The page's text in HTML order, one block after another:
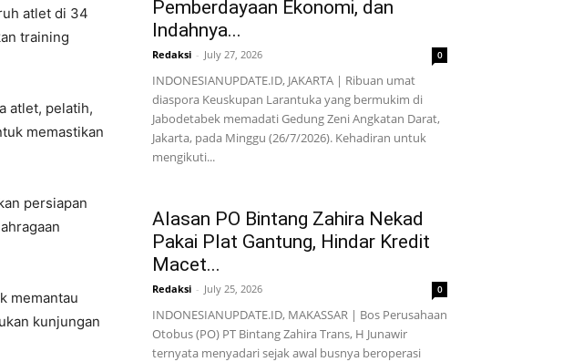
atlet di 34
training
atlet, pelatih,
memastikan
persiapan
memantau
kunjungan
Pemberdayaan Ekonomi, dan
Indahnya...
Redaksi - July 27, 2026 0
INDONESIANUPDATE.ID, JAKARTA | Ribuan umat
diaspora Keuskupan Larantuka yang bermukim di
Jabodetabek memadati Gedung Zeni Angkatan Darat,
Jakarta, pada Minggu (26/7/2026). Kehadiran untuk
mengikuti...
Alasan PO Bintang Zahira Nekad
Pakai Plat Gantung, Hindar Kredit
Macet...
Redaksi - July 25, 2026 0
INDONESIANUPDATE.ID, MAKASSAR | Bos Perusahaan
Otobus (PO) PT Bintang Zahira Trans, H Junawir
ternyata menyadari sejak awal busnya beroperasi